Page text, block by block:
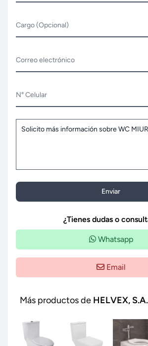
Cargo (Opcional)
Correo electrónico
N° Celular
Enviar
¿Tienes dudas o
Whatsapp
Email
Más productos de HELVEX,